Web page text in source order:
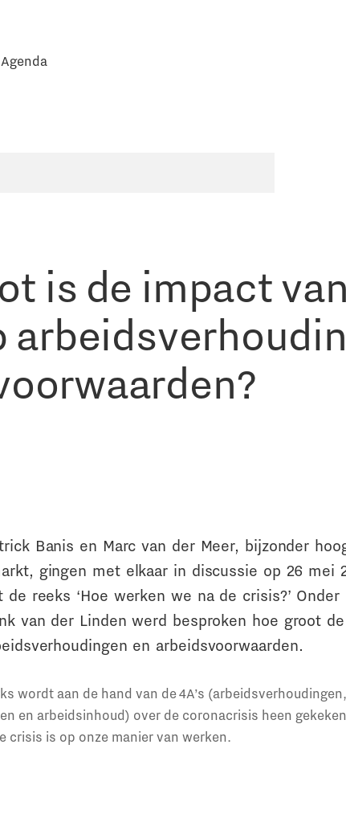
Agenda
is de impact
Banis en Marc van der Meer, bijzonder
gingen met elkaar in discussie op 26 mei
reeks ‘Hoe werken we na de crisis?’ Onder
van der Linden werd besproken hoe groot
en arbeidsvoorwaarden.
wordt aan de hand van de 4A’s
en arbeidsinhoud) over de coronacrisis heen
crisis is op onze manier van werken.